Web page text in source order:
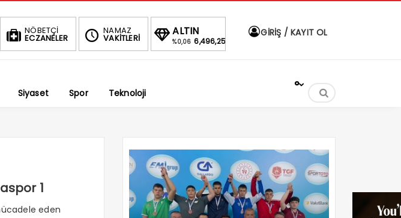
NÖBETÇİ
ECZANELER
NAMAZ
VAKİTLERİ
DOLAR
% 47,6013
EURO
% 54,8105
ALTIN
%0,06 6,496,25
BIST
1.690,69
DOLAR
GİRİŞ / KAYIT OL
Siyaset Spor Teknoloji
°
1
eden